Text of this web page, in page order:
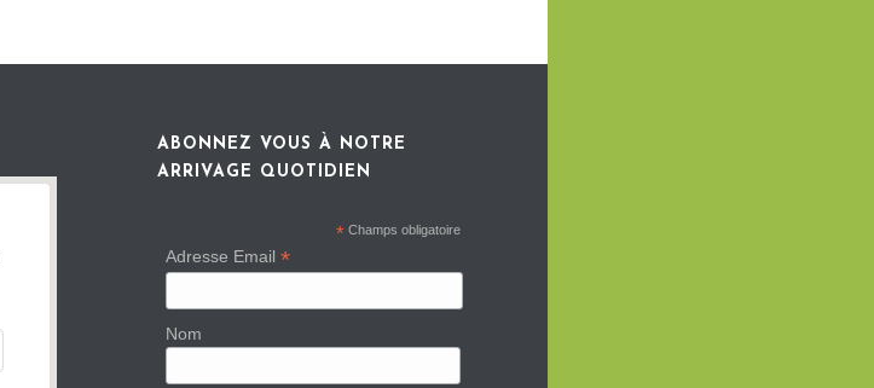
ABONNEZ VOUS À NOTRE
ARRIVAGE QUOTIDIEN
* Champs obligatoire
Adresse Email*
Nom